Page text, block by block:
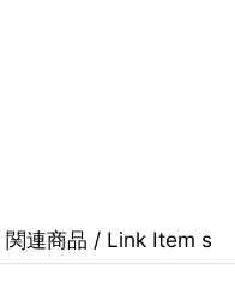
関連商品 / Link Item s